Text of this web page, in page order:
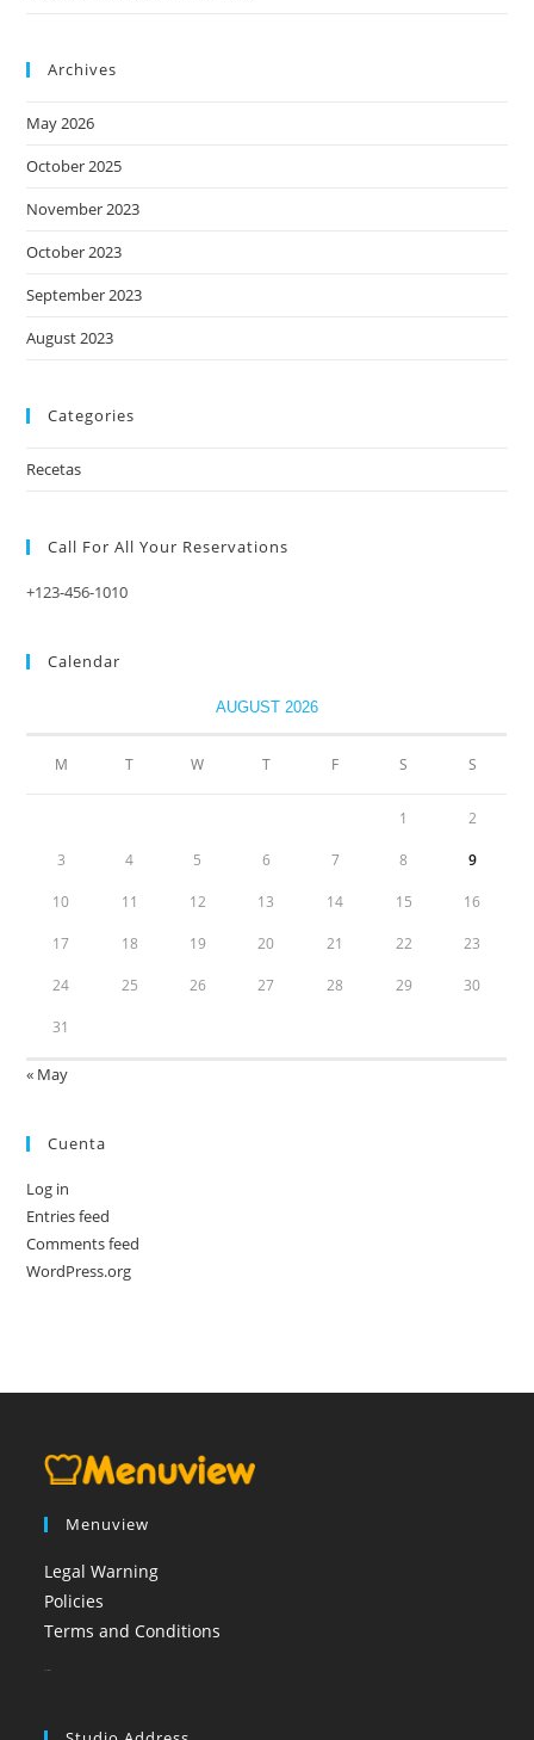
Archives
May 2026
October 2025
November 2023
October 2023
September 2023
August 2023
Categories
Recetas
Call For All Your​ Reservations
+123-456-1010
Calendar
AUGUST 2026
M T W T F S S
1 2
3 4 5 6 7 8 9
10 11 12 13 14 15 16
17 18 19 20 21 22 23
24 25 26 27 28 29 30
31
« May
Cuenta
Log in
Entries feed
Comments feed
WordPress.org
Menuview
Legal Warning
Policies
Terms and Conditions